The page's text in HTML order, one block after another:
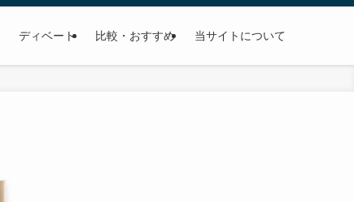
ディベート 比較・おすすめ 当サイトについて